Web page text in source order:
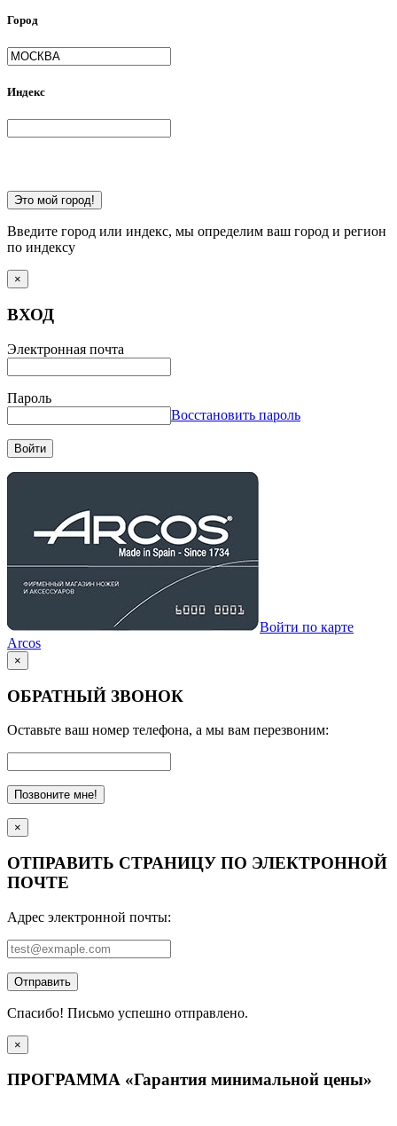
Город
Индекс
Это мой город!
Введите город или индекс, мы определим ваш город и регион
по индексу
×
ВХОД
Электронная почта
Пароль
Восстановить пароль
Войти
Войти по карте
Arcos
×
ОБРАТНЫЙ ЗВОНОК
Оставьте ваш номер телефона, а мы вам перезвоним:
Позвоните мне!
×
ОТПРАВИТЬ СТРАНИЦУ ПО ЭЛЕКТРОННОЙ
ПОЧТЕ
Адрес электронной почты:
Отправить
Спасибо! Письмо успешно отправлено.
×
ПРОГРАММА «Гарантия минимальной цены»